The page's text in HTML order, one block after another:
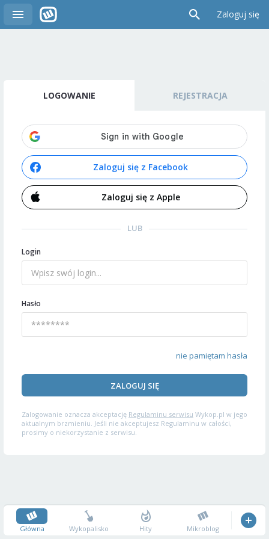
Zaloguj się
LOGOWANIE REJESTRACJA
Zaloguj się z Facebook
Zaloguj się z Apple
LUB
Login
Hasło
nie pamiętam hasła
ZALOGUJ SIĘ
Zalogowanie oznacza akceptację Regulaminu serwisu Wykop.pl w jego
aktualnym brzmieniu. Jeśli nie akceptujesz Regulaminu w całości,
prosimy o niekorzystanie z serwisu.
Główna Wykopalisko Hity Mikroblog